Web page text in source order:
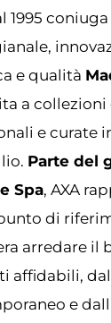
1995
e qualità
a collezioni
e curate
Parte del
Spa, AXA
di
arredare il
affidabili,
e